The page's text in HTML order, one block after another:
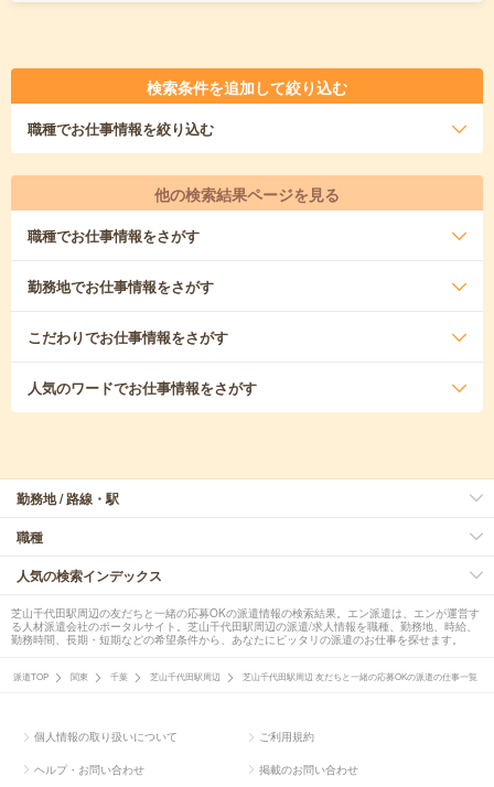
検索条件を追加して絞り込む
職種でお仕事情報を絞り込む
他の検索結果ページを見る
職種でお仕事情報をさがす
勤務地でお仕事情報をさがす
こだわりでお仕事情報をさがす
人気のワードでお仕事情報をさがす
勤務地 / 路線・駅
職種
人気の検索インデックス
芝山千代田駅周辺の友だちと一緒の応募OKの派遣情報の検索結果。エン派遣は、エンが運営す
る人材派遣会社のポータルサイト。芝山千代田駅周辺の派遣/求人情報を職種、勤務地、時給、
勤務時間、長期・短期などの希望条件から、あなたにピッタリの派遣のお仕事を探せます。
派遣TOP 関東 千葉 芝山千代田駅周辺 芝山千代田駅周辺 友だちと一緒の応募OKの派遣の仕事一覧
個人情報の取り扱いについて ご利用規約
ヘルプ・お問い合わせ 掲載のお問い合わせ